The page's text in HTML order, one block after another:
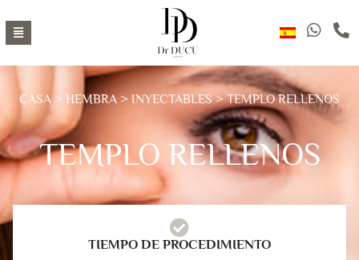
CASA> HEMBRA> INYECTABLES> TEMPLO RELLENOS
TEMPLO RELLENOS
TIEMPO DE PROCEDIMIENTO